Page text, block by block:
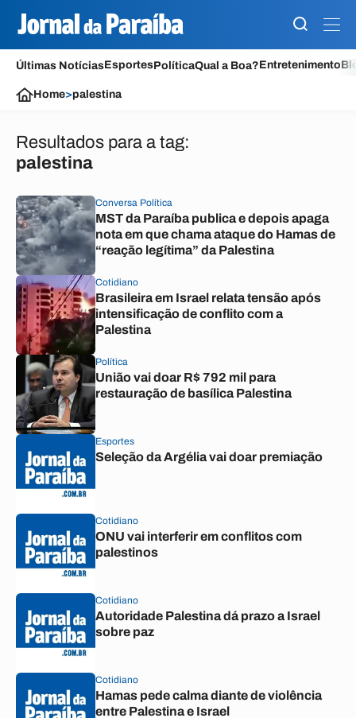
Últimas NotíciasEsportesPolíticaQual a Boa?Entretenimento
Home>palestina
Resultados para a tag:
palestina
Conversa Política
MST da Paraíba publica e depois apaga
nota em que chama ataque do Hamas de
“reação legítima” da Palestina
Cotidiano
Brasileira em Israel relata tensão após
intensificação de conflito com a
Palestina
Política
União vai doar R$ 792 mil para
restauração de basílica Palestina
Esportes
Seleção da Argélia vai doar premiação
Cotidiano
ONU vai interferir em conflitos com
palestinos
Cotidiano
Autoridade Palestina dá prazo a Israel
sobre paz
Cotidiano
Hamas pede calma diante de violência
entre Palestina e Israel